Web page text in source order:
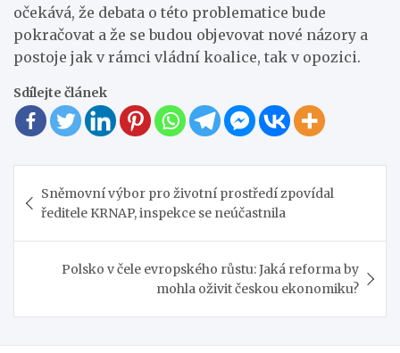
očekává, že debata o této problematice bude
pokračovat a že se budou objevovat nové názory a
postoje jak v rámci vládní koalice, tak v opozici.
Sdílejte článek
pro
příspěvek
Sněmovní výbor pro životní prostředí zpovídal
ředitele KRNAP, inspekce se neúčastnila
Polsko v čele evropského růstu: Jaká reforma by
mohla oživit českou ekonomiku?